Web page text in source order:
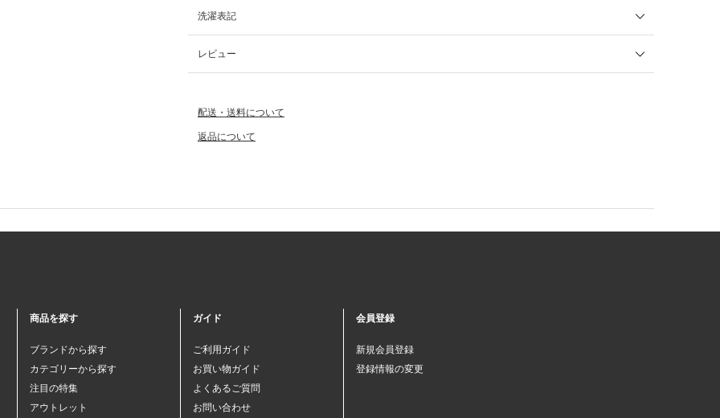
洗濯表記
レビュー
配送・送料について
返品について
商品を探す
ブランドから探す
カテゴリーから探す
注目の特集
アウトレット
ガイド
ご利用ガイド
お買い物ガイド
よくあるご質問
お問い合わせ
会員登録
新規会員登録
登録情報の変更